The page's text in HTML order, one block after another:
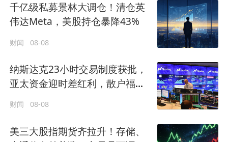
千亿级私募景林大调仓！清仓英
伟达Meta，美股持仓暴降43%
财闻 08-08
纳斯达克23小时交易制度获批，
亚太资金迎时差红利，散户福音
还是量化镰刀的狂欢？
财闻 08-08
美三大股指期货齐拉升！存储、